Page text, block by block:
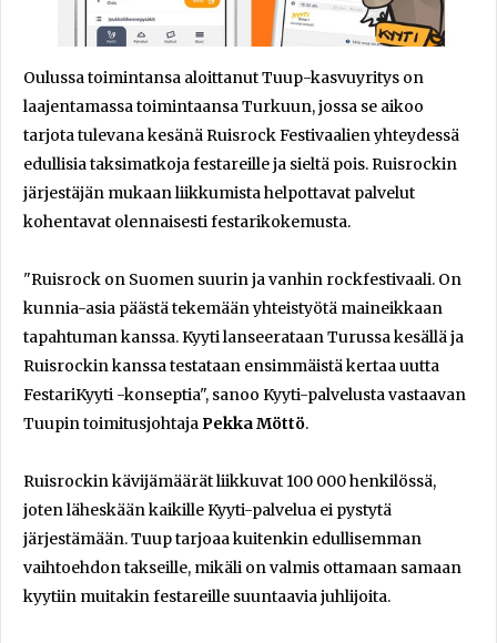
Oulussa toimintansa aloittanut Tuup-kasvuyritys on
laajentamassa toimintaansa Turkuun, jossa se aikoo
tarjota tulevana kesänä Ruisrock Festivaalien yhteydessä
edullisia taksimatkoja festareille ja sieltä pois. Ruisrockin
järjestäjän mukaan liikkumista helpottavat palvelut
kohentavat olennaisesti festarikokemusta.
"Ruisrock on Suomen suurin ja vanhin rockfestivaali. On
kunnia-asia päästä tekemään yhteistyötä maineikkaan
tapahtuman kanssa. Kyyti lanseerataan Turussa kesällä ja
Ruisrockin kanssa testataan ensimmäistä kertaa uutta
FestariKyyti -konseptia", sanoo Kyyti-palvelusta vastaavan
Tuupin toimitusjohtajaPekka Möttö.
Ruisrockin kävijämäärät liikkuvat 100 000 henkilössä,
joten läheskään kaikille Kyyti-palvelua ei pystytä
järjestämään. Tuup tarjoaa kuitenkin edullisemman
vaihtoehdon takseille, mikäli on valmis ottamaan samaan
kyytiin muitakin festareille suuntaavia juhlijoita.